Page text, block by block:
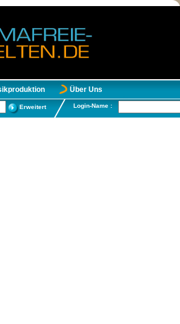
Über Uns
Erweitert Login-Name :